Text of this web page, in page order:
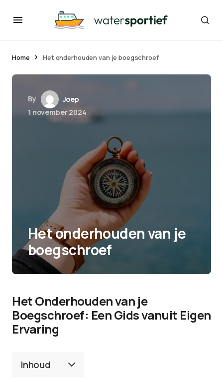
Home Het onderhouden van je boegschroef
By
Joep
1 november 2024
Het onderhouden van je
boegschroef
Het Onderhouden van je
Boegschroef: Een Gids vanuit Eigen
Ervaring
Inhoud